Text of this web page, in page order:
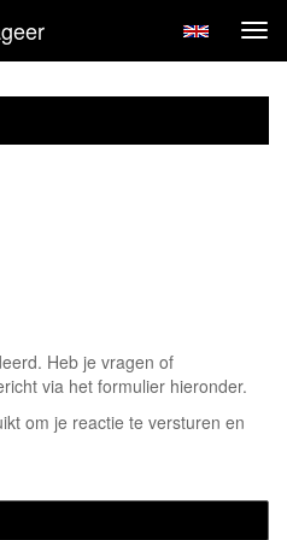
Heb je vragen of
via het formulier hieronder.
om je reactie te versturen en